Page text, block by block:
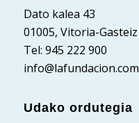
Dato kalea 43
01005, Vitoria-Gasteiz
Tel: 945 222 900
info@lafundacion.com
Udako ordutegia